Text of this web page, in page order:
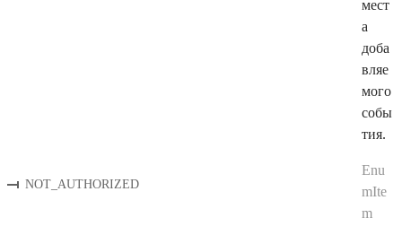
мест
а
доба
вляе
мого
собы
тия.
NOT_AUTHORIZED
Enu
mIte
m